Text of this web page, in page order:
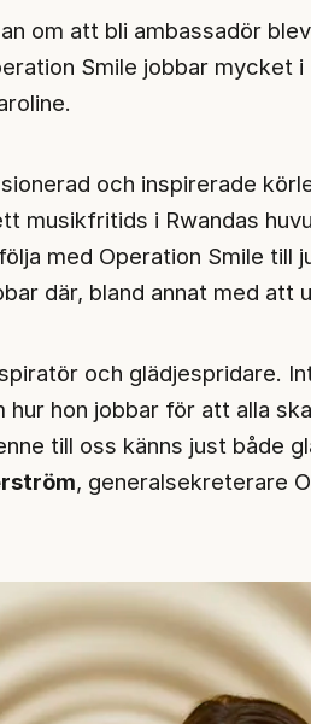
om att bli ambassadör
Smile jobbar mycket
och inspirerade
musikfritids i Rwandas
med Operation Smile till
där, bland annat med att
och glädjespridare.
hur hon jobbar för att alla
till oss känns just både
, generalsekreterare